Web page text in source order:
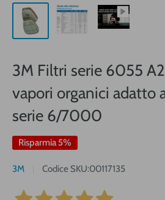
3M Filtri serie 6055
vapori organici adatto
serie 6/7000
Risparmia 5%
3M Codice SKU:00117135